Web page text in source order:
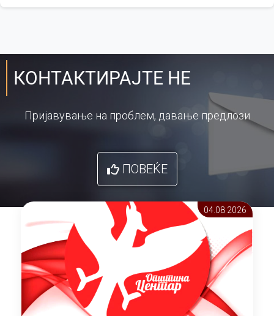
КОНТАКТИРАЈТЕ НЕ
Пријавување на проблем, давање предлози
ПОВЕЌЕ
04.08 2026